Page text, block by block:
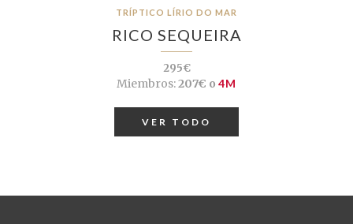
TRÍPTICO LÍRIO DO MAR
RICO SEQUEIRA
295€
Miembros:207€ o 4M
VER TODO